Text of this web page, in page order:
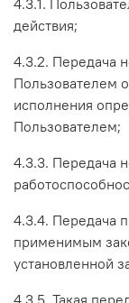
4.3.1.
действия;
4.3.2. Передача
Пользователем
исполнения
Пользователем;
4.3.3. Передача
4.3.4. Передача
применимым
установленной